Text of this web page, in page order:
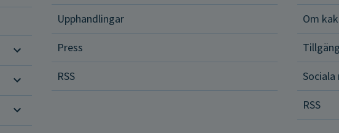
Regler och rättigheter
Upphandlingar
Press
RSS
Om
RSS